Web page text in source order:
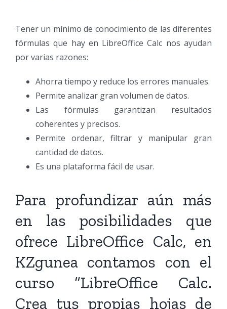
Tener un mínimo de conocimiento de las diferentes
fórmulas que hay en LibreOffice Calc nos ayudan
por varias razones:
Ahorra tiempo y reduce los errores manuales.
Permite analizar gran volumen de datos.
Las fórmulas garantizan resultados
coherentes y precisos.
Permite ordenar, filtrar y manipular gran
cantidad de datos.
Es una plataforma fácil de usar.
Para profundizar aún más
en las posibilidades que
ofrece LibreOffice Calc, en
KZgunea contamos con el
curso “LibreOffice Calc.
Crea tus propias hojas de